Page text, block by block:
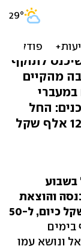
להכניס
לתוקף
מהקיים
במעברי
החל
מ-50 אלף שקל בשדה התעופה, ו-12 אלף שקל
בשבוע
והוצאת
כספים מישראל, מסכום של 100 אלף שקל כיום, ל-50
בימים
ונושא עמו